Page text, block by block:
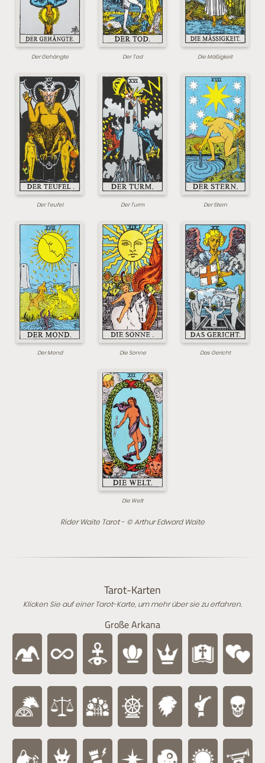
Der Gehängte Der Tod Die Mäßigkeit
Der Teufel Der Turm Der Stern
Der Mond Die Sonne Das Gericht
Die Welt
Rider Waite Tarot - © Arthur Edward Waite
Tarot-Karten
Klicken Sie auf einer Tarot-Karte, um mehr über sie zu erfahren.
Große Arkana